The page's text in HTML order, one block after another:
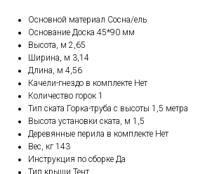
Основной материал Сосна/ель
Основание Доска 45*90 мм
Высота, м 2,65
Ширина, м 3,14
Длина, м 4,56
Качели-гнездо в комплекте Нет
Количество горок 1
Тип ската Горка-труба с высоты 1,5 метра
Высота установки ската, м 1,5
Деревянные перила в комплекте Нет
Вес, кг 143
Инструкция по сборке Да
Тип крыши Тент